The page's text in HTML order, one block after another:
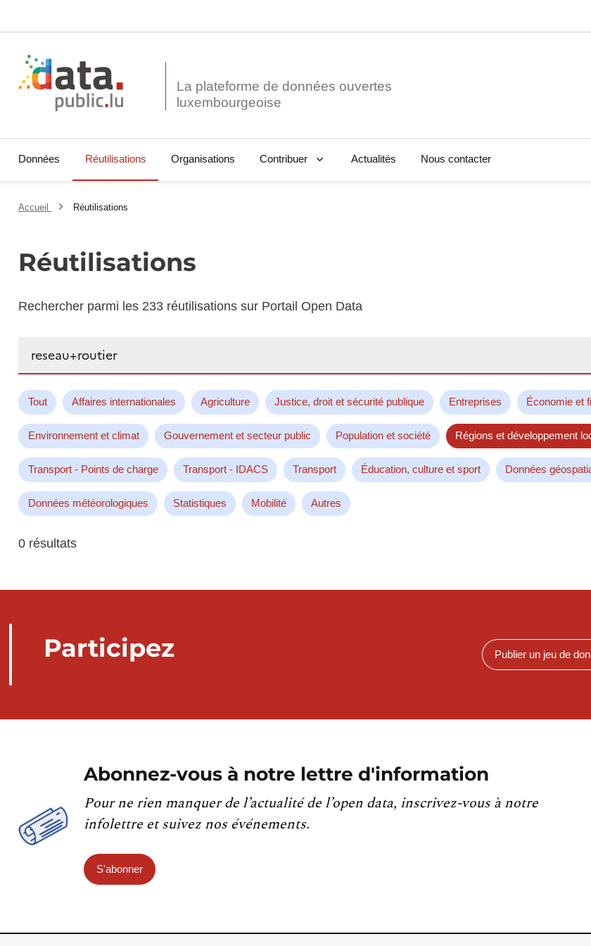
La plateforme de données ouvertes
Données Réutilisations Organisations Contribuer Actualités Nous contacter
Accueil Réutilisations
Réutilisations
Rechercher parmi les 233 réutilisations sur Portail Open Data
Tout Affaires internationales Agriculture Justice, droit et sécurité publique Entreprises Économie et
Environnement et climat Gouvernement et secteur public Population et société Régions et développement
Transport - Points de charge Transport - IDACS Transport Éducation, culture et sport Données
Données météorologiques Statistiques Mobilité Autres
0 résultats
Participez Publier un jeu de
Abonnez-vous à notre lettre d'information
Pour ne rien manquer de l’actualité de l’open data, inscrivez-vous à notre
infolettre et suivez nos événements.
S'abonner